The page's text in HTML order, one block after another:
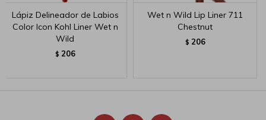
Lápiz Delineador de Labios
Color Icon Kohl Liner Wet n
Wild
$ 206
Wet n Wild Lip Liner 711
Chestnut
$ 206